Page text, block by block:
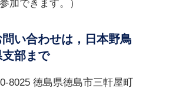
加できます。）
い合わせは，日本野鳥
部まで
8025 徳島県徳島市三軒屋町